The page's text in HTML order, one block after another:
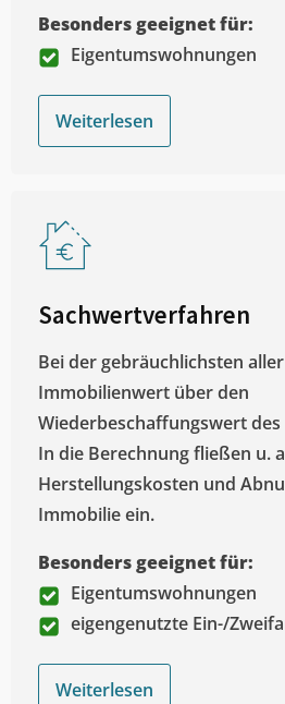
Besonders geeignet für:
Eigentumswohnungen
Weiterlesen
Sachwertverfahren
Bei der gebräuchlichsten
Immobilienwert über den
Wiederbeschaffungswert
In die Berechnung fließen u.
Herstellungskosten und
Immobilie ein.
Besonders geeignet für:
Eigentumswohnungen
eigengenutzte Ein-/
Weiterlesen